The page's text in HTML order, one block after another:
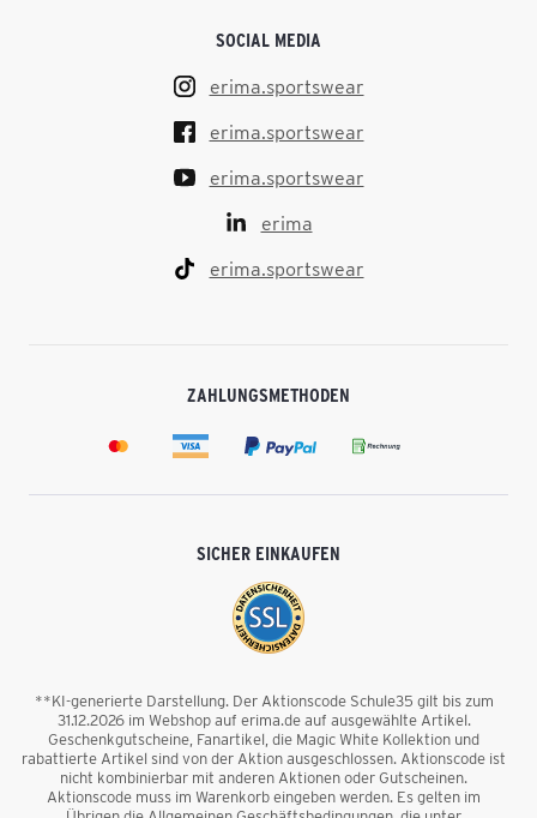
SOCIAL MEDIA
erima.sportswear
erima.sportswear
erima.sportswear
erima
erima.sportswear
ZAHLUNGSMETHODEN
SICHER EINKAUFEN
**KI-generierte Darstellung. Der Aktionscode Schule35 gilt bis zum
31.12.2026 im Webshop auf erima.de auf ausgewählte Artikel.
Geschenkgutscheine, Fanartikel, die Magic White Kollektion und
rabattierte Artikel sind von der Aktion ausgeschlossen. Aktionscode ist
nicht kombinierbar mit anderen Aktionen oder Gutscheinen.
Aktionscode muss im Warenkorb eingeben werden. Es gelten im